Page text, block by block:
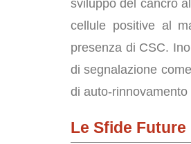
sviluppo del cancro
cellule positive al
presenza di CSC.
di segnalazione
di auto-
Le Sfide